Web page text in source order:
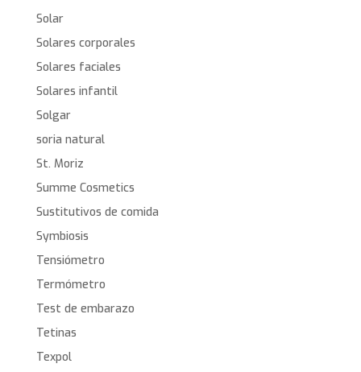
Solar
Solares corporales
Solares faciales
Solares infantil
Solgar
soria natural
St. Moriz
Summe Cosmetics
Sustitutivos de comida
Symbiosis
Tensiómetro
Termómetro
Test de embarazo
Tetinas
Texpol